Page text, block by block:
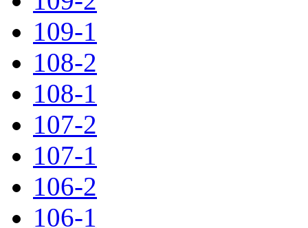
109-1
108-2
108-1
107-2
107-1
106-2
106-1